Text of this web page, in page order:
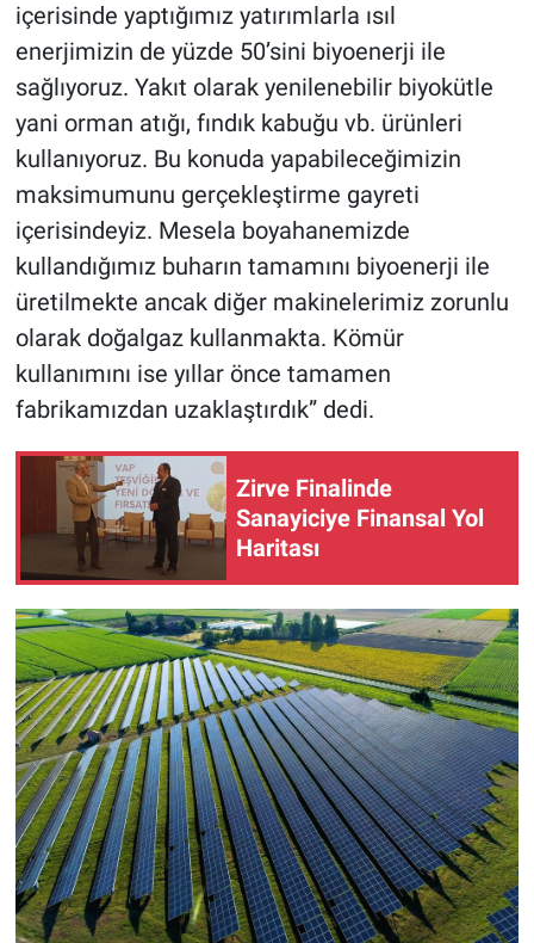
içerisinde yaptığımız yatırımlarla ısıl
enerjimizin de yüzde 50’sini biyoenerji ile
sağlıyoruz. Yakıt olarak yenilenebilir biyokütle
yani orman atığı, fındık kabuğu vb. ürünleri
kullanıyoruz. Bu konuda yapabileceğimizin
maksimumunu gerçekleştirme gayreti
içerisindeyiz. Mesela boyahanemizde
kullandığımız buharın tamamını biyoenerji ile
üretilmekte ancak diğer makinelerimiz zorunlu
olarak doğalgaz kullanmakta. Kömür
kullanımını ise yıllar önce tamamen
fabrikamızdan uzaklaştırdık” dedi.
Zirve Finalinde
Sanayiciye Finansal Yol
Haritası